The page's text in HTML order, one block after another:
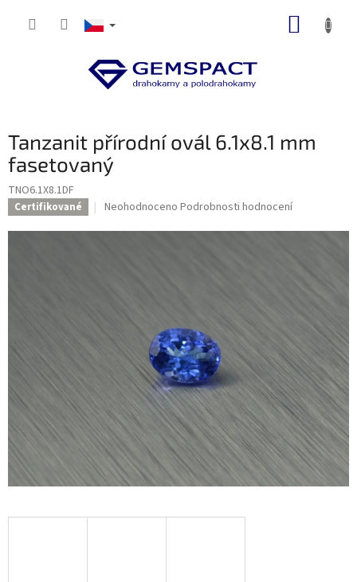
Tanzanit přírodní ovál 6.1x8.1 mm
fasetovaný
TNO6.1X8.1DF
Certifikované
Průměrné
produktu
Neohodnoceno Podrobnosti hodnocení